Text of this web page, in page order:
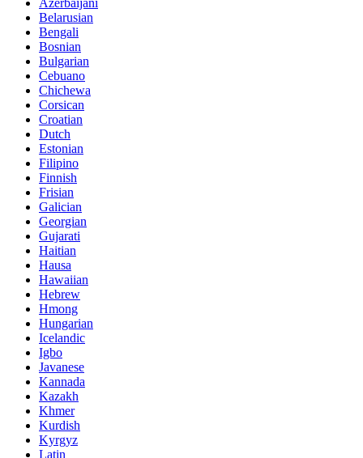
Belarusian
Bengali
Bosnian
Bulgarian
Cebuano
Chichewa
Corsican
Croatian
Dutch
Estonian
Filipino
Finnish
Frisian
Galician
Georgian
Gujarati
Haitian
Hausa
Hawaiian
Hebrew
Hmong
Hungarian
Icelandic
Igbo
Javanese
Kannada
Kazakh
Khmer
Kurdish
Kyrgyz
Latin